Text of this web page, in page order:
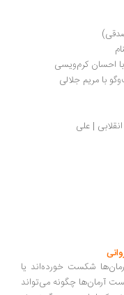
کرم‌ویسی
جلالی
نگاهی به تکوین هویت زن مسلمان در‌گذار انقلابی | علی
خورده‌اند یا
چگونه می‌تواند